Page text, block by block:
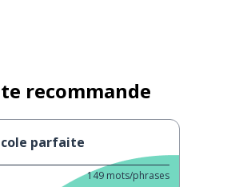
recommande
parfaite
149 mots/phrases